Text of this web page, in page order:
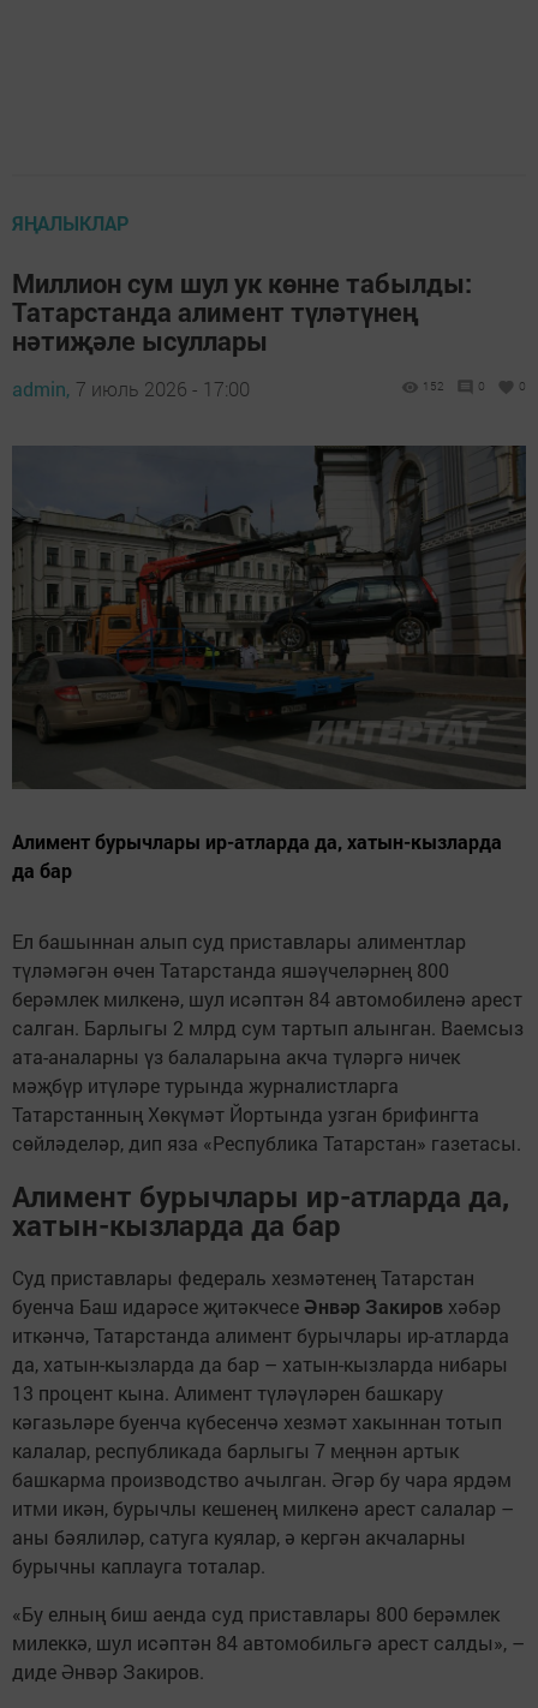
ЯҢАЛЫКЛАР
Миллион сум шул ук көнне табылды:
Татарстанда алимент түләтүнең
нәтиҗәле ысуллары
admin, 7 июль 2026 - 17:00 152 0 0
Алимент бурычлары ир-атларда да, хатын-кызларда
да бар
Ел башыннан алып суд приставлары алиментлар
түләмәгән өчен Татарстанда яшәүчеләрнең 800
берәмлек милкенә, шул исәптән 84 автомобиленә арест
салган. Барлыгы 2 млрд сум тартып алынган. Ваемсыз
ата-аналарны үз балаларына акча түләргә ничек
мәҗбүр итүләре турында журналистларга
Татарстанның Хөкүмәт Йортында узган брифингта
сөйләделәр, дип яза «Республика Татарстан» газетасы.
Алимент бурычлары ир-атларда да,
хатын-кызларда да бар
Суд приставлары федераль хезмәтенең Татарстан
буенча Баш идарәсе җитәкчесе Әнвәр Закиров хәбәр
иткәнчә, Татарстанда алимент бурычлары ир-атларда
да, хатын-кызларда да бар – хатын-кызларда нибары
13 процент кына. Алимент түләүләрен башкару
кәгазьләре буенча күбесенчә хезмәт хакыннан тотып
калалар, республикада барлыгы 7 меңнән артык
башкарма производство ачылган. Әгәр бу чара ярдәм
итми икән, бурычлы кешенең милкенә арест салалар –
аны бәялиләр, сатуга куялар, ә кергән акчаларны
бурычны каплауга тоталар.
«Бу елның биш аенда суд приставлары 800 берәмлек
милеккә, шул исәптән 84 автомобильгә арест салды», –
диде Әнвәр Закиров.